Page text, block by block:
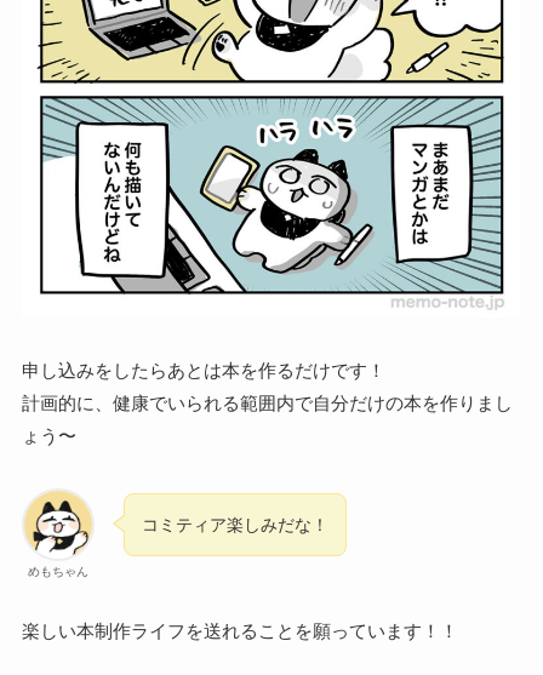
申し込みをしたらあとは本を作るだけです！
計画的に、健康でいられる範囲内で自分だけの本を作りまし
ょう〜
めもちゃん
コミティア楽しみだな！
楽しい本制作ライフを送れることを願っています！！